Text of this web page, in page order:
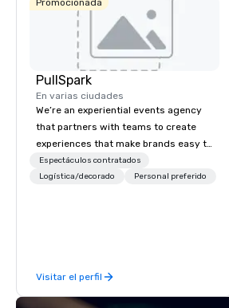
PullSpark
En varias ciudades
We’re an experiential events agency
that partners with teams to create
experiences that make brands easy to
love and hard to forget. Most
companies already know what makes
Espectáculos contratados
Logística/decorado
Personal preferido
Visitar el perfil